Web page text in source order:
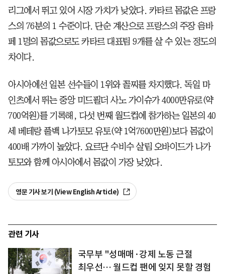
리그에서 뛰고 있어 시장 가치가 낮았다. 카타르 몸값은 프랑
스의 76분의 1 수준이다. 단순 계산으로 프랑스의 주장 음바
페 1명의 몸값으로도 카타르 대표팀 9개를 살 수 있는 정도의
차이다.
아시아에선 일본 선수들이 1위와 꼴찌를 차지했다. 독일 마
인츠에서 뛰는 중앙 미드필더 사노 가이슈가 4000만유로(약
700억원)를 기록해, 다섯 번째 월드컵에 참가하는 일본의 40
세 베테랑 풀백 나가토모 유토(약 1억7600만원)보다 몸값이
400배 가까이 높았다. 요르단 수비수 살림 오바이드가 나가
토모와 함께 아시아에서 몸값이 가장 낮았다.
영문 기사 보기 (View English Article)
관련 기사
국무부 "성매매·강제 노동 근절
최우선… 월드컵 팬에 잊지 못할 경험